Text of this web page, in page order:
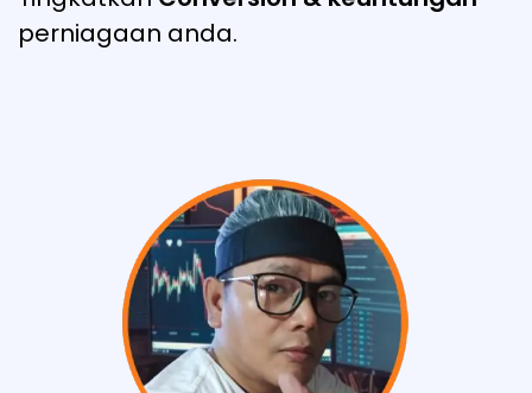
perniagaan anda.